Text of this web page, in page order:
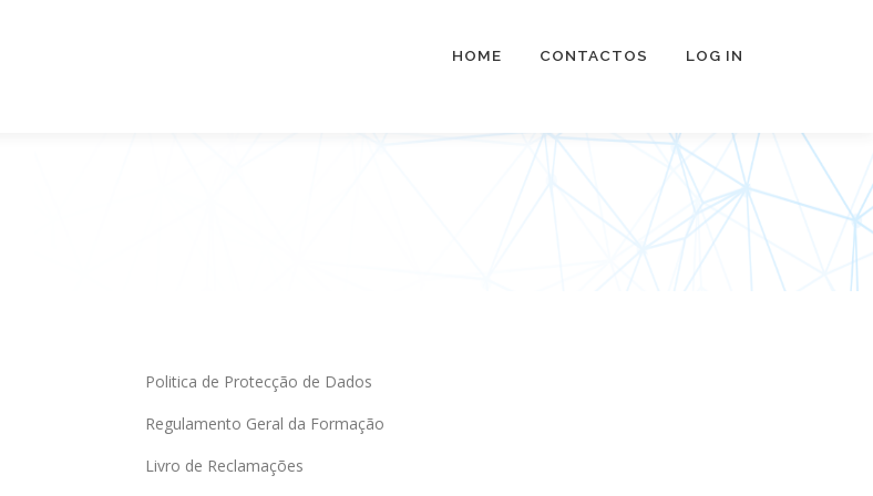
HOME CONTACTOS LOG IN
Politica de Protecção de Dados
Regulamento Geral da Formação
Livro de Reclamações